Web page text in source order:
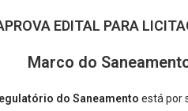
EDITAL PARA
Marco do
do Saneamento está por